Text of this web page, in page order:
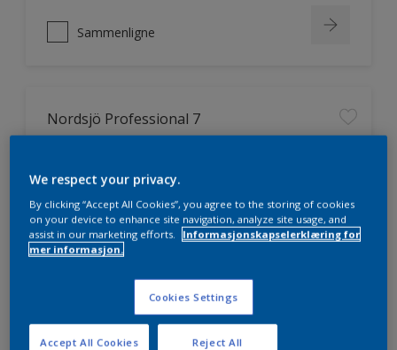
Sammenligne
Nordsjö Professional 7
Lett å påføre og fordele
Jevnere og finere finish, også i
mørke farger
Sammenligne
We respect your privacy.
By clicking “Accept All Cookies”, you agree to the storing of cookies
on your device to enhance site navigation, analyze site usage, and
assist in our marketing efforts.
Informasjonskapselerklæring for
mer informasjon.
Cookies Settings
Reject All
Accept All Cookies